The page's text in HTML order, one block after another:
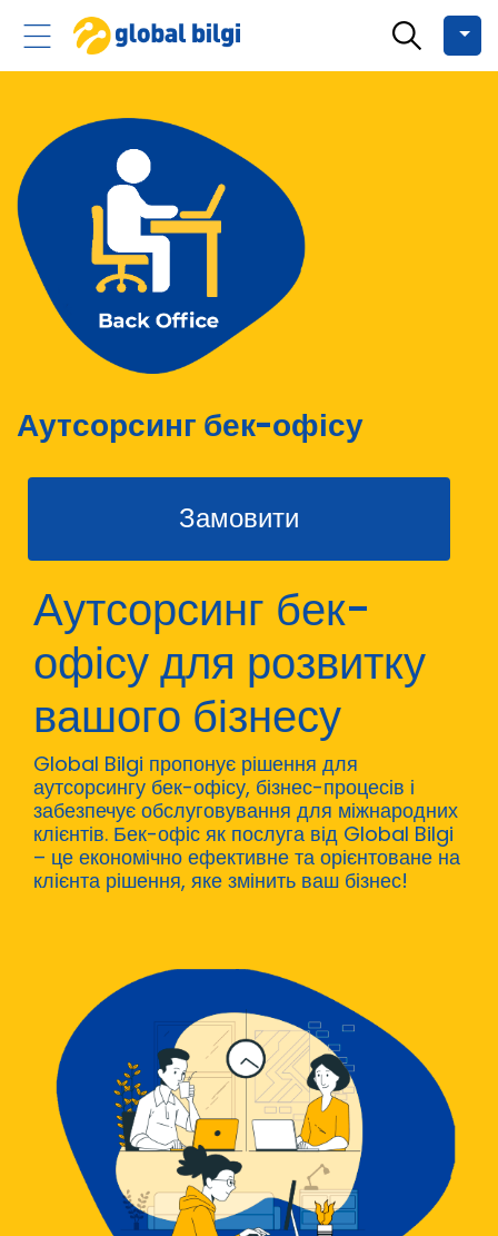
Аутсорсинг бек-офісу
Замовити
Аутсорсинг бек-
офісу для розвитку
вашого бізнесу
Global Bilgi пропонує рішення для
аутсорсингу бек-офісу, бізнес-процесів і
забезпечує обслуговування для міжнародних
клієнтів. Бек-офіс як послуга від Global Bilgi
– це економічно ефективне та орієнтоване на
клієнта рішення, яке змінить ваш бізнес!